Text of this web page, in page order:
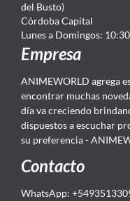
del Busto)
Córdoba Capital
Lunes a Domingos:
Empresa
ANIMEWORLD agrega
encontrar muchas
día va creciendo
dispuestos a escuchar
su preferencia -
Contacto
WhatsApp: